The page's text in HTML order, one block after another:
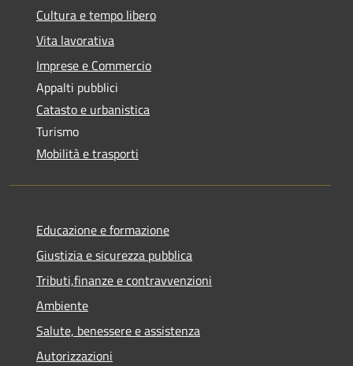
Cultura e tempo libero
Vita lavorativa
Imprese e Commercio
Appalti pubblici
Catasto e urbanistica
Turismo
Mobilità e trasporti
Educazione e formazione
Giustizia e sicurezza pubblica
Tributi,finanze e contravvenzioni
Ambiente
Salute, benessere e assistenza
Autorizzazioni